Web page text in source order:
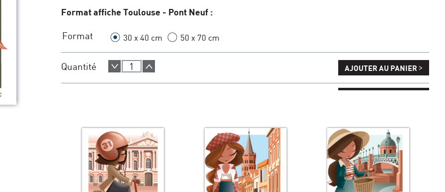
Format affiche Toulouse - Pont Neuf :
Format 30 x 40 cm 50 x 70 cm
Quantité AJOUTER AU PANIER >